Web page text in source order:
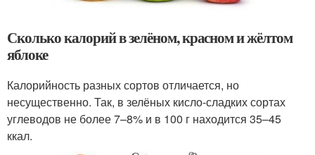
Сколько калорий в зелёном, красном и жёлтом
яблоке
Калорийность разных сортов отличается, но
несущественно. Так, в зелёных кисло-сладких сортах
углеводов не более 7–8% и в 100 г находится 35–45
ккал.